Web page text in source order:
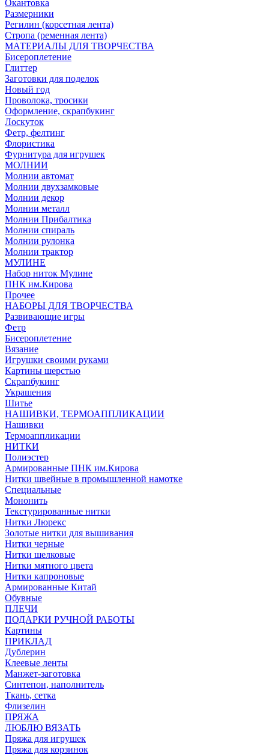
Окантовка
Размерники
Регилин (корсетная лента)
Стропа (ременная лента)
МАТЕРИАЛЫ ДЛЯ ТВОРЧЕСТВА
Бисероплетение
Глиттер
Заготовки для поделок
Новый год
Проволока, тросики
Оформление, скрапбукинг
Лоскуток
Фетр, фелтинг
Флористика
Фурнитура для игрушек
МОЛНИИ
Молнии автомат
Молнии двухзамковые
Молнии декор
Молнии металл
Молнии Прибалтика
Молнии спираль
Молнии рулонка
Молнии трактор
МУЛИНЕ
Набор ниток Мулине
ПНК им.Кирова
Прочее
НАБОРЫ ДЛЯ ТВОРЧЕСТВА
Развивающие игры
Фетр
Бисероплетение
Вязание
Игрушки своими руками
Картины шерстью
Скрапбукинг
Украшения
Шитье
НАШИВКИ, ТЕРМОАППЛИКАЦИИ
Нашивки
Термоаппликации
НИТКИ
Полиэстер
Армированные ПНК им.Кирова
Нитки швейные в промышленной намотке
Специальные
Мононить
Текстурированные нитки
Нитки Люрекс
Золотые нитки для вышивания
Нитки черные
Нитки шелковые
Нитки мятного цвета
Нитки капроновые
Армированные Китай
Обувные
ПЛЕЧИ
ПОДАРКИ РУЧНОЙ РАБОТЫ
Картины
ПРИКЛАД
Дублерин
Клеевые ленты
Манжет-заготовка
Синтепон, наполнитель
Ткань, сетка
Флизелин
ПРЯЖА
ЛЮБЛЮ ВЯЗАТЬ
Пряжа для игрушек
Пряжа для корзинок